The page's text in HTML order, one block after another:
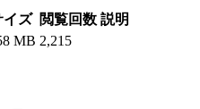
イズ 閲覧回数 説明
MB 2,215